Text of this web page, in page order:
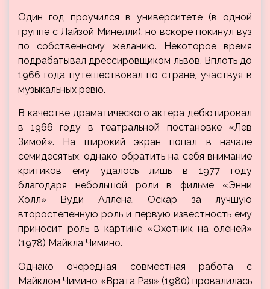
Один год проучился в университете (в одной
группе с Лайзой Минелли), но вскоре покинул вуз
по собственному желанию. Некоторое время
подрабатывал дрессировщиком львов. Вплоть до
1966 года путешествовал по стране, участвуя в
музыкальных ревю.
В качестве драматического актера дебютировал
в 1966 году в театральной постановке «Лев
Зимой». На широкий экран попал в начале
семидесятых, однако обратить на себя внимание
критиков ему удалось лишь в 1977 году
благодаря небольшой роли в фильме «Энни
Холл» Вуди Аллена. Оскар за лучшую
второстепенную роль и первую известность ему
приносит роль в картине «Охотник на оленей»
(1978) Майкла Чимино.
Однако очередная совместная работа с
Майклом Чимино «Врата Рая» (1980) провалилась